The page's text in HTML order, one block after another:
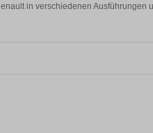
in verschiedenen Ausführungen